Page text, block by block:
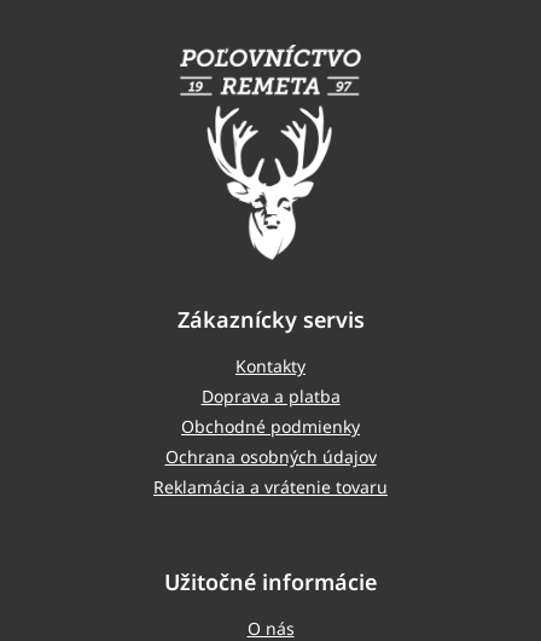
Zákaznícky servis
Kontakty
Doprava a platba
Obchodné podmienky
Ochrana osobných údajov
Reklamácia a vrátenie tovaru
Užitočné informácie
O nás